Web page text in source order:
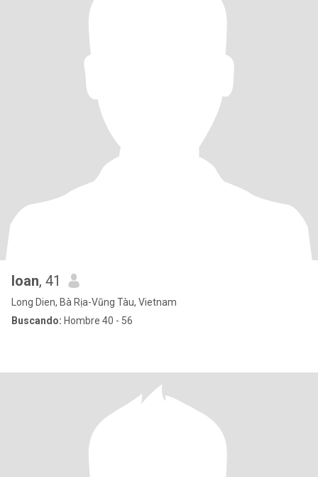
loan, 41
Long Dien, Bà Rịa-Vũng Tàu, Vietnam
Buscando: Hombre 40 - 56